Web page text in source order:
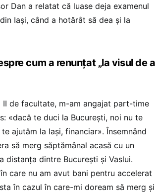
Dan a relatat că luase deja examenul
Iași, când a hotărât să dea și la
cum a renunțat „la visul de a
II de facultate, m-am angajat part-time
«dacă te duci la București, noi nu te
ajutăm la Iași, financiar». Însemnând
să merg săptămânal acasă cu un
distanța dintre București și Vaslui.
care nu am avut bani pentru accelerat
în cazul în care-mi doream să merg și